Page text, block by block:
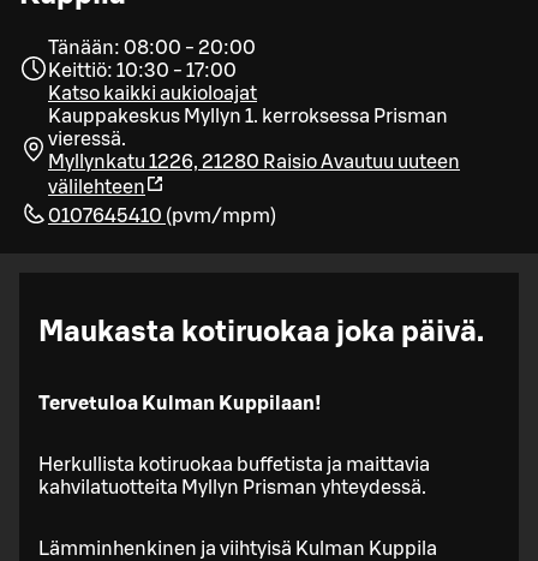
Tänään: 08:00 - 20:00
Keittiö: 10:30 - 17:00
Katso kaikki aukioloajat
Kauppakeskus Myllyn 1. kerroksessa Prisman
vieressä.
Myllynkatu 1226, 21280 RaisioAvautuu uuteen
välilehteen
0107645410 (pvm/mpm)
Maukasta kotiruokaa joka päivä.
Tervetuloa Kulman Kuppilaan!
Herkullista kotiruokaa buffetista ja maittavia
kahvilatuotteita Myllyn Prisman yhteydessä.
Lämminhenkinen ja viihtyisä Kulman Kuppila